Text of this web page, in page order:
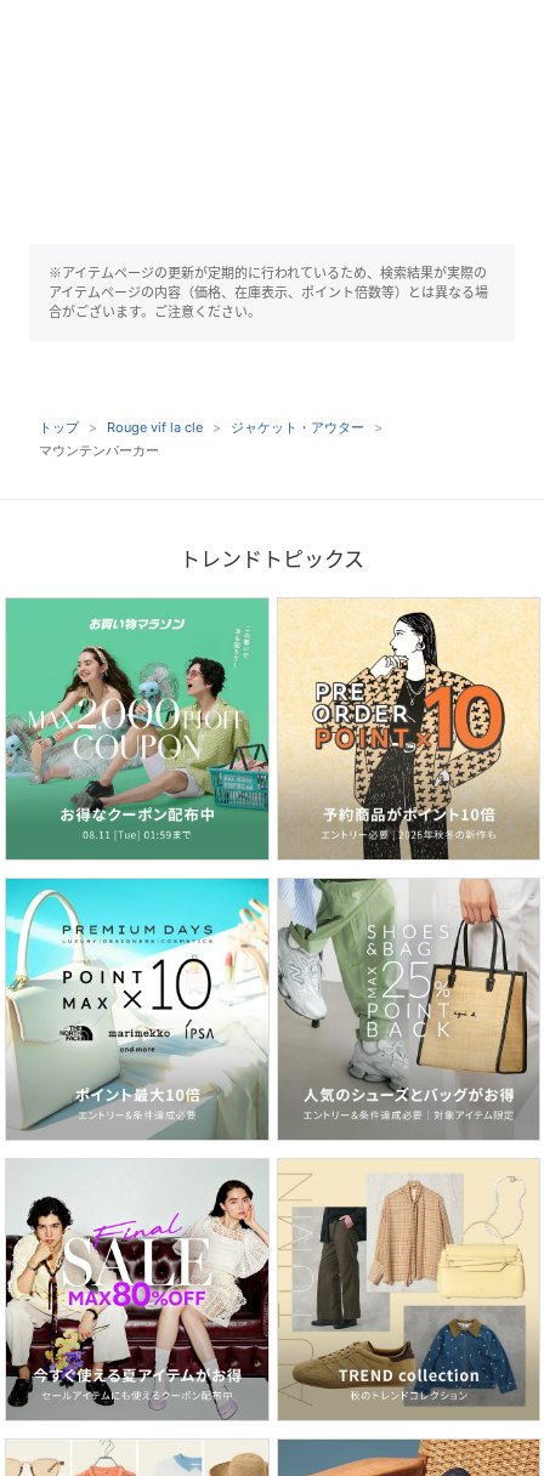
※アイテムページの更新が定期的に行われているため、検索結果が実際の
アイテムページの内容（価格、在庫表示、ポイント倍数等）とは異なる場
合がございます。ご注意ください。
トップ Rouge vif la cle
ジャケット・アウター
マウンテンパーカー
トレンドトピックス